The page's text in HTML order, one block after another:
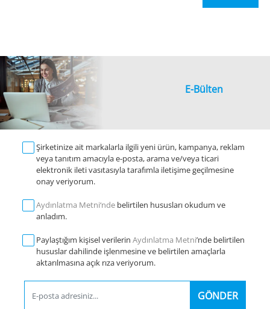
E-Bülten
Şirketinize ait markalarla ilgili yeni ürün, kampanya, reklam
veya tanıtım amacıyla e-posta, arama ve/veya ticari
elektronik ileti vasıtasıyla tarafımla iletişime geçilmesine
onay veriyorum.
Aydınlatma Metni‘nde belirtilen hususları okudum ve
anladım.
Paylaştığım kişisel verilerin Aydınlatma Metni’nde belirtilen
hususlar dahilinde işlenmesine ve belirtilen amaçlarla
aktarılmasına açık rıza veriyorum.
GÖNDER